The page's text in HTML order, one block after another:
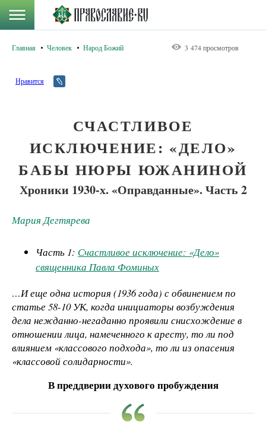
Главная Человек Народ Божий 3 474 просмотров
Нравится
СЧАСТЛИВОЕ
ИСКЛЮЧЕНИЕ: «ДЕЛО»
БАБЫ НЮРЫ ЮЖАНИНОЙ
Хроники 1930-х. «Оправданные». Часть 2
Мария Дегтярева
Часть 1: Счастливое исключение: «Дело»
священника Павла Фоминых
…И еще одна история (1936 года) с обвинением по
статье 58-10 УК, когда инициаторы возбуждения
дела нежданно-негаданно проявили снисхождение в
отношении лица, намеченного к аресту, то ли под
влиянием «классового подхода», то ли из опасения
«классовой солидарности».
В преддверии духового пробуждения